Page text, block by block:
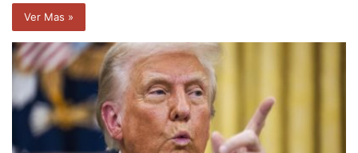
Ver Mas »